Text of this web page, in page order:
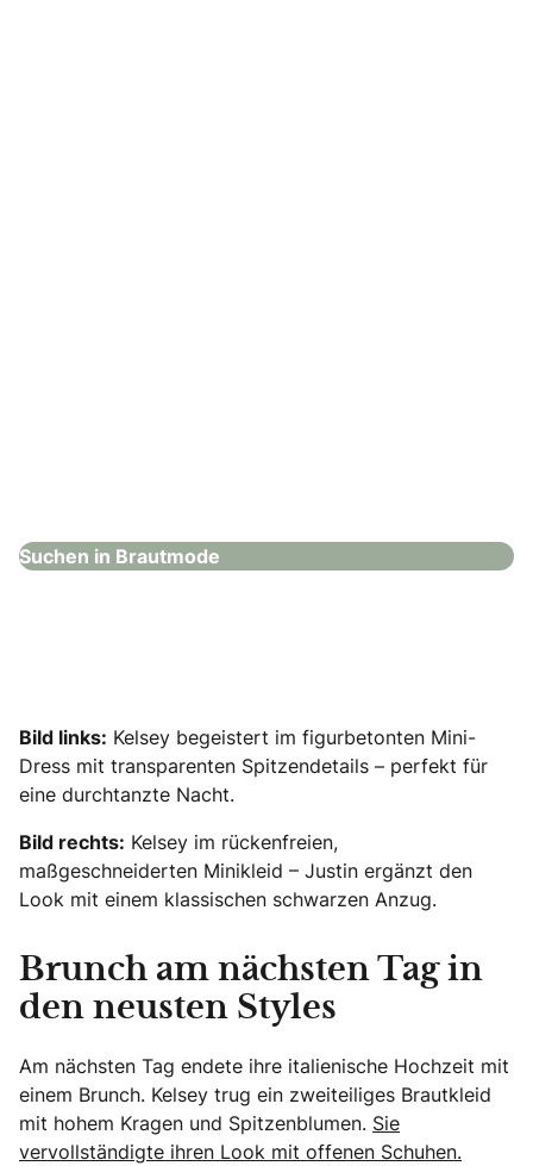
Suchen in Brautmode
Bild links: Kelsey begeistert im figurbetonten Mini-
Dress mit transparenten Spitzendetails – perfekt für
eine durchtanzte Nacht.
Bild rechts: Kelsey im rückenfreien,
maßgeschneiderten Minikleid – Justin ergänzt den
Look mit einem klassischen schwarzen Anzug.
Brunch am nächsten Tag in
den neusten Styles
Am nächsten Tag endete ihre italienische Hochzeit mit
einem Brunch. Kelsey trug ein zweiteiliges Brautkleid
mit hohem Kragen und Spitzenblumen. Sie
vervollständigte ihren Look mit offenen Schuhen.